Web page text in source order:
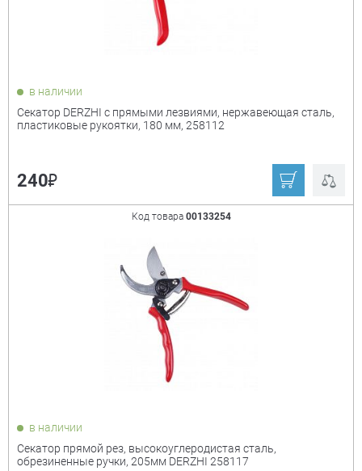
в наличии
Секатор DERZHI с прямыми лезвиями, нержавеющая сталь,
пластиковые рукоятки, 180 мм, 258112
240₽
Код товара 00133254
в наличии
Секатор прямой рез, высокоуглеродистая сталь,
обрезиненные ручки, 205мм DERZHI 258117